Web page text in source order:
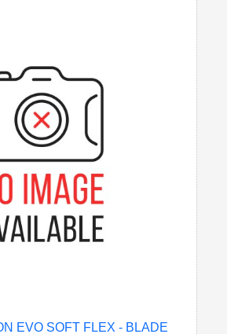
EVO SOFT FLEX - BLADE